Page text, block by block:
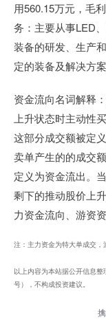
用560.15万元，毛
务：主要从事LED
装备的研发、生产
定的装备及解决方案
资金流向名词解释
上升状态时主动性
这部分成交额被定
卖单产生的的成交
定义为资金流出。
剩下的推动股价上
力资金流向、游资
注：主力资金为特大单成交
以上内容为本站据公开信息
号），不构成投资建议。